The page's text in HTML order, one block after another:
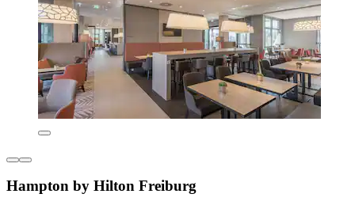
Hampton by Hilton Freiburg